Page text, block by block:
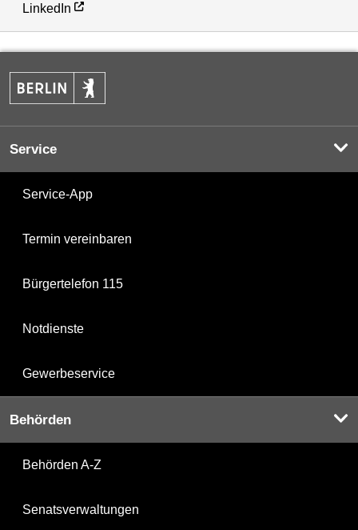
LinkedIn
Service
Service-App
Termin vereinbaren
Bürgertelefon 115
Notdienste
Gewerbeservice
Behörden
Behörden A-Z
Senatsverwaltungen